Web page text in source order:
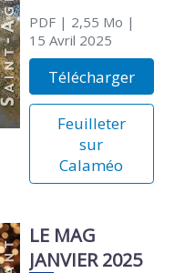
PDF| 2,55 Mo |
15 Avril 2025
Télécharger
Feuilleter
sur
Calaméo
LE MAG
JANVIER 2025